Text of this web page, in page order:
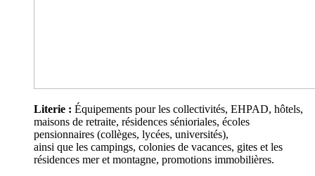
Literie : Équipements pour les collectivités, EHPAD, hôtels,
maisons de retraite, résidences sénioriales, écoles
pensionnaires (collèges, lycées, universités),
ainsi que les campings, colonies de vacances, gites et les
résidences mer et montagne, promotions immobilières.